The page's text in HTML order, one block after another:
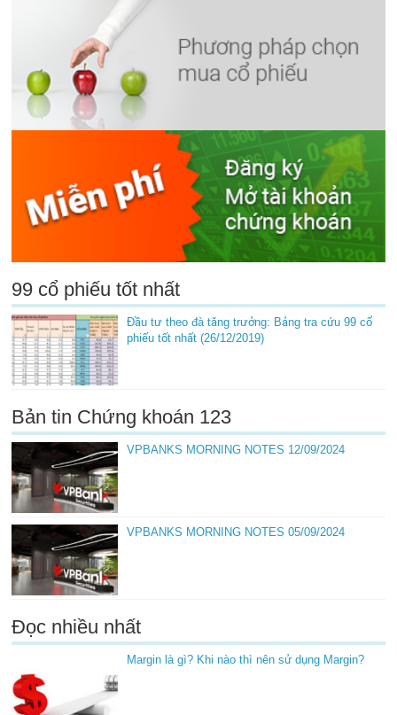
99 cổ phiếu tốt nhất
Đầu tư theo đà tăng trưởng: Bảng tra cứu 99 cổ
phiếu tốt nhất (26/12/2019)
Bản tin Chứng khoán 123
VPBANKS MORNING NOTES 12/09/2024
VPBANKS MORNING NOTES 05/09/2024
Đọc nhiều nhất
Margin là gì? Khi nào thì nên sử dụng Margin?